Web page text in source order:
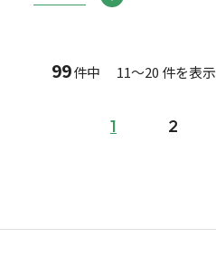
99件中 11～20 件を表示
1 2